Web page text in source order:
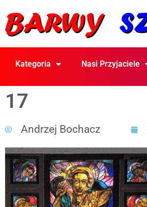
Kategoria Nasi Przyjaciele
17
Andrzej Bochacz